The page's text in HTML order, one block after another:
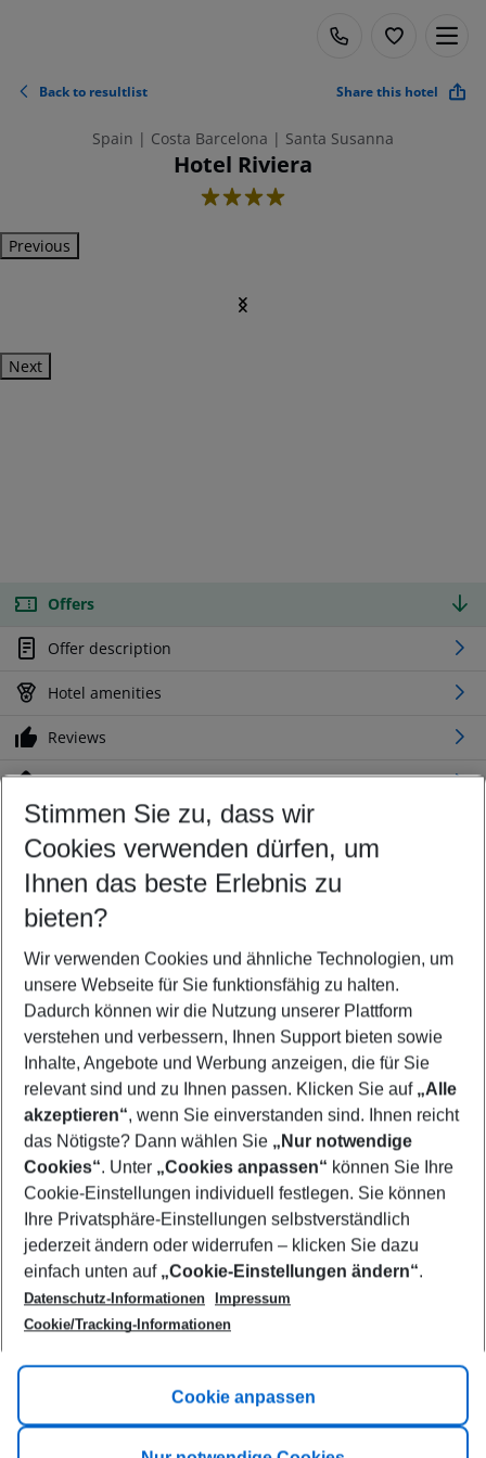
Back to resultlist Share this hotel
Spain | Costa Barcelona | Santa Susanna
Hotel Riviera
4
Previous
Next
Offers
Offer description
Hotel amenities
Reviews
Location
Customize your offer
Find the perfect deal which suits your best
Your departure airport
Any airport
Select your date range
10/08/26–08/08/27 5-8 nights
Who will travel
2 adults No children
Show more filter
Footer
Footer navigation
Title A
Link A
Stimmen Sie zu, dass wir
Cookies verwenden dürfen, um
Ihnen das beste Erlebnis zu
bieten?
Wir verwenden Cookies und ähnliche Technologien, um
unsere Webseite für Sie funktionsfähig zu halten.
Dadurch können wir die Nutzung unserer Plattform
verstehen und verbessern, Ihnen Support bieten sowie
Inhalte, Angebote und Werbung anzeigen, die für Sie
relevant sind und zu Ihnen passen. Klicken Sie auf „Alle
akzeptieren“, wenn Sie einverstanden sind. Ihnen reicht
das Nötigste? Dann wählen Sie „Nur notwendige
Cookies“. Unter „Cookies anpassen“ können Sie Ihre
Cookie-Einstellungen individuell festlegen. Sie können
Ihre Privatsphäre-Einstellungen selbstverständlich
jederzeit ändern oder widerrufen – klicken Sie dazu
einfach unten auf „Cookie-Einstellungen ändern“.
Datenschutz-Informationen
Impressum
Cookie/Tracking-Informationen
Cookie anpassen